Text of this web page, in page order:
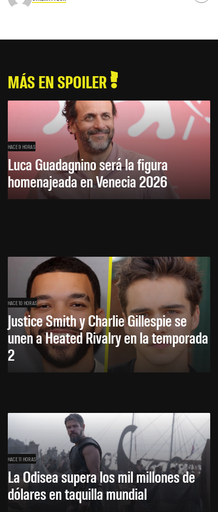
MÁS EN SPOILER
HACE 9 HORAS
Luca Guadagnino será la figura
homenajeada en Venecia 2026
HACE 10 HORAS
Justice Smith y Charlie Gillespie se
unen a Heated Rivalry en la temporada
2
HACE 11 HORAS
La Odisea supera los mil millones de
dólares en taquilla mundial